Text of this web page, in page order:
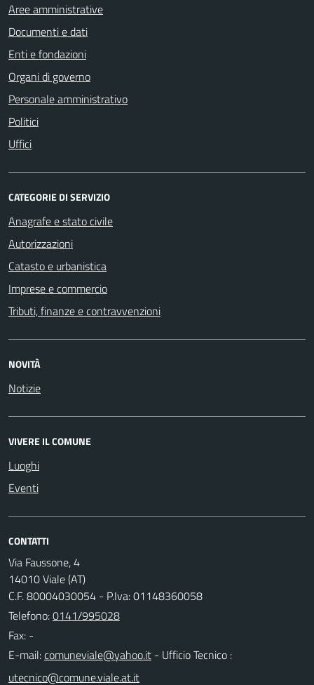
Aree amministrative
Documenti e dati
Enti e fondazioni
Organi di governo
Personale amministrativo
Politici
Uffici
CATEGORIE DI SERVIZIO
Anagrafe e stato civile
Autorizzazioni
Catasto e urbanistica
Imprese e commercio
Tributi, finanze e contravvenzioni
NOVITÀ
Notizie
VIVERE IL COMUNE
Luoghi
Eventi
CONTATTI
Via Faussone, 4
14010 Viale (AT)
C.F. 80004030054 - P.Iva: 01148360058
Telefono:0141/995028
Fax: -
E-mail:
- Ufficio Tecnico :